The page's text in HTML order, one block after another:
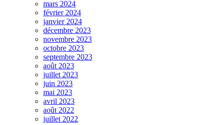
mars 2024
février 2024
janvier 2024
décembre 2023
novembre 2023
octobre 2023
septembre 2023
août 2023
juillet 2023
juin 2023
mai 2023
avril 2023
août 2022
juillet 2022